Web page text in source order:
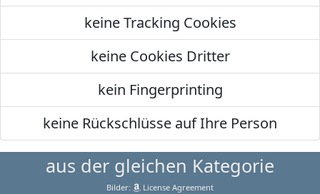
keine Tracking Cookies
keine Cookies Dritter
kein Fingerprinting
keine Rückschlüsse auf Ihre Person
aus der gleichen Kategorie
Bilder: License Agreement